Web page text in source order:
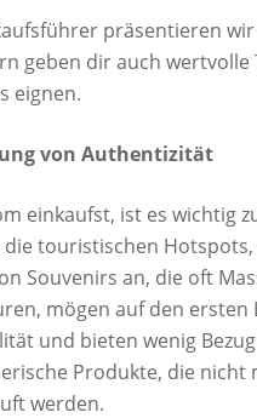
präsentieren
geben dir auch
eignen.
von Authentizität
einkaufst, ist es wichtig
die touristischen
Souvenirs an, die oft
mögen auf den
und bieten wenig
Produkte, die
werden.